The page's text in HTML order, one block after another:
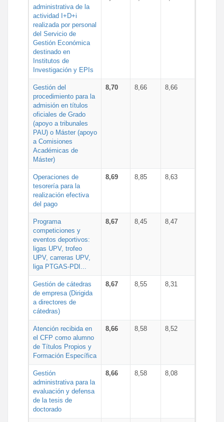
administrativa de la
actividad I+D+i
realizada por personal
del Servicio de
Gestión Económica
destinado en
Institutos de
Investigación y EPIs
Gestión del
procedimiento para la
admisión en títulos
oficiales de Grado
(apoyo a tribunales
PAU) o Máster (apoyo
a Comisiones
Académicas de
Máster)
8,70 8,66 8,66
Operaciones de
tesorería para la
realización efectiva
del pago
8,69 8,85 8,63
Programa
competiciones y
eventos deportivos:
ligas UPV, trofeo
UPV, carreras UPV,
liga PTGAS-PDI...
8,67 8,45 8,47
Gestión de cátedras
de empresa (Dirigida
a directores de
cátedras)
8,67 8,55 8,31
Atención recibida en
el CFP como alumno
de Títulos Propios y
Formación Específica
8,66 8,58 8,52
Gestión
administrativa para la
evaluación y defensa
de la tesis de
doctorado
8,66 8,58 8,08